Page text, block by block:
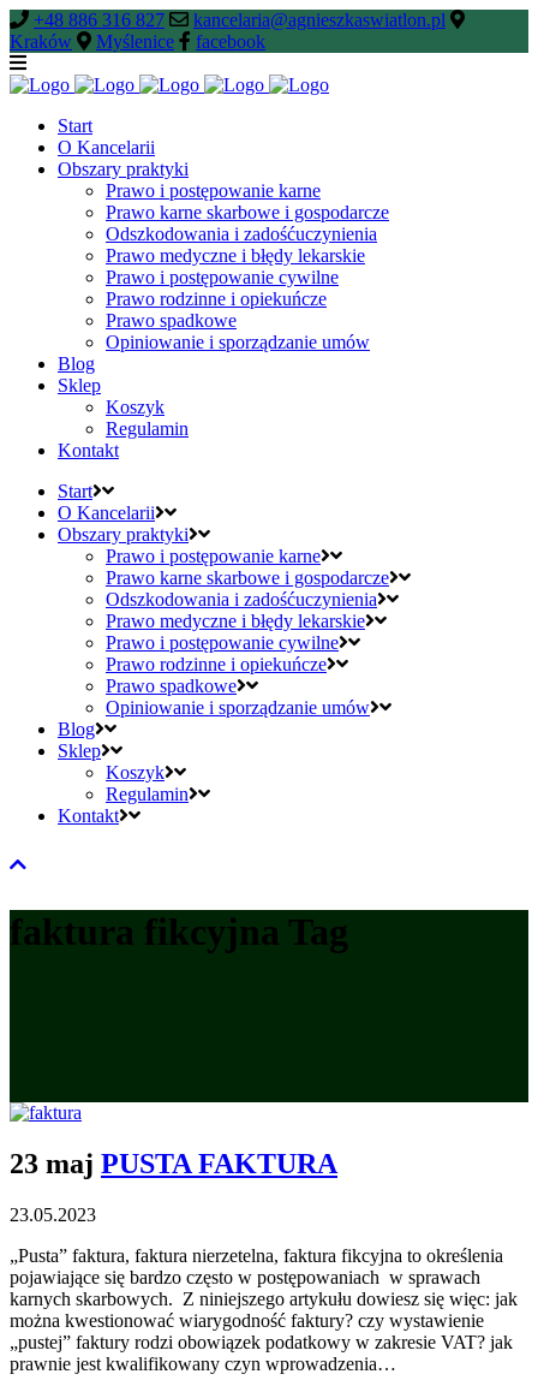
+48 886 316 827
kancelaria@agnieszkaswiatlon.pl
Kraków
Myślenice facebook
Start
O Kancelarii
Obszary praktyki
Prawo i postępowanie karne
Prawo karne skarbowe i gospodarcze
Odszkodowania i zadośćuczynienia
Prawo medyczne i błędy lekarskie
Prawo i postępowanie cywilne
Prawo rodzinne i opiekuńcze
Prawo spadkowe
Opiniowanie i sporządzanie umów
Blog
Sklep
Koszyk
Regulamin
Kontakt
Start
O Kancelarii
Obszary praktyki
Prawo i postępowanie karne
Prawo karne skarbowe i gospodarcze
Odszkodowania i zadośćuczynienia
Prawo medyczne i błędy lekarskie
Prawo i postępowanie cywilne
Prawo rodzinne i opiekuńcze
Prawo spadkowe
Opiniowanie i sporządzanie umów
Blog
Sklep
Koszyk
Regulamin
Kontakt
faktura fikcyjna Tag
23 maj PUSTA FAKTURA
23.05.2023
„Pusta” faktura, faktura nierzetelna, faktura fikcyjna to określenia
pojawiające się bardzo często w postępowaniach w sprawach
karnych skarbowych. Z niniejszego artykułu dowiesz się więc: jak
można kwestionować wiarygodność faktury? czy wystawienie
„pustej” faktury rodzi obowiązek podatkowy w zakresie VAT? jak
prawnie jest kwalifikowany czyn wprowadzenia…